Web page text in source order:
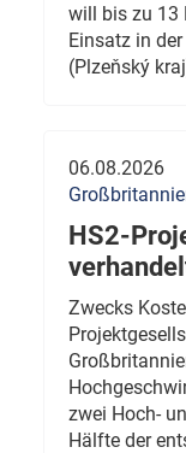
will bis zu 13
Einsatz in
(Plzeňský
06.08.2026
HS2-
Zwecks
zwei Hoch-
Hälfte der